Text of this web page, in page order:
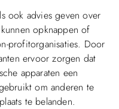
ook advies geven over
opknappen of
profitorganisaties. Door
ervoor zorgen dat
apparaten een
om anderen te
te belanden.